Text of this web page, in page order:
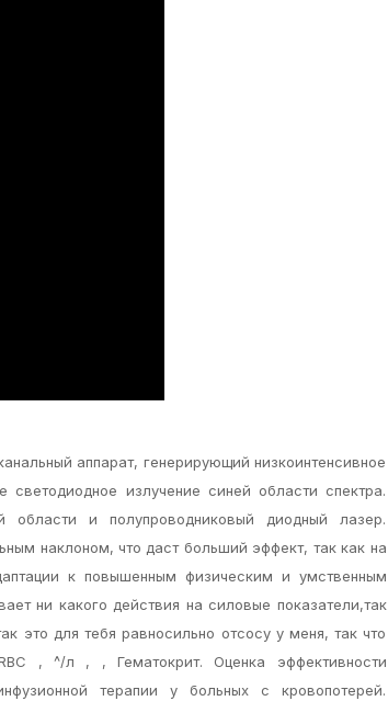
аппарат, генерирующий низкоинтенсивное
излучение синей области спектра.
области и полупроводниковый диодный лазер.
наклоном, что даст больший эффект, так как на
к повышенным физическим и умственным
ни какого действия на силовые показатели,так
это для тебя равносильно отсосу у меня, так что
, ^/л , , Гематокрит. Оценка эффективности
терапии у больных с кровопотерей.